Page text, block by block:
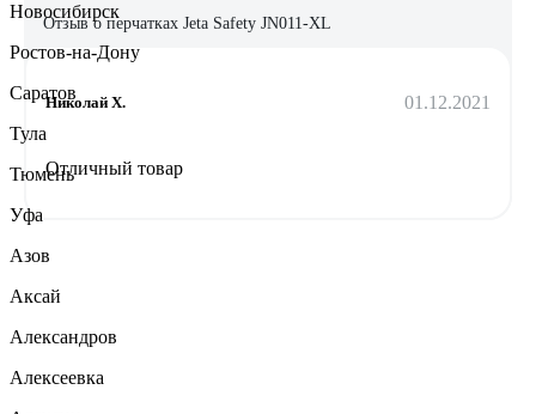
Отзыв о перчатках Jeta Safety JN011-XL
Николай Х. 01.12.2021
Отличный товар
Новосибирск
Ростов-на-Дону
Саратов
Тула
Тюмень
Уфа
Азов
Аксай
Александров
Алексеевка